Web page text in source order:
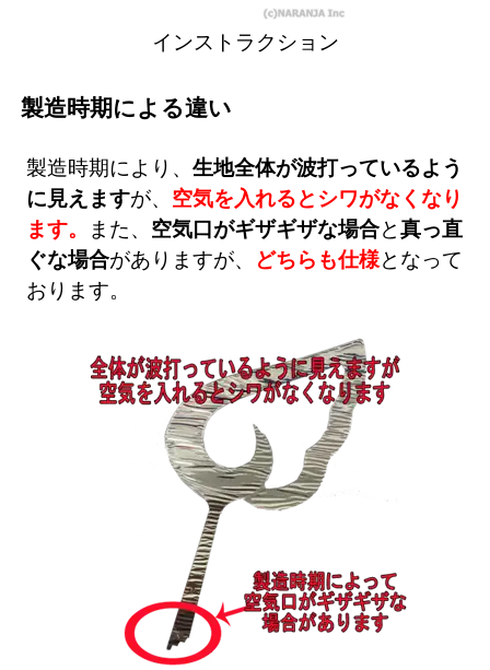
インストラクション
製造時期による違い
製造時期により、生地全体が波打っているよう
に見えますが、 空気を入れるとシワがなくなり
ます。 また、 空気口がギザギザな場合と真っ直
ぐな場合がありますが、 どちらも仕様となって
おります。